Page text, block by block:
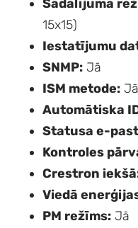
Sadalījuma
15x15)
Iestatījumu
SNMP: Jā
ISM metode: Jā
Automātiska
Statusa e-
Kontroles
Crestron
Viedā
PM režīms: Jā